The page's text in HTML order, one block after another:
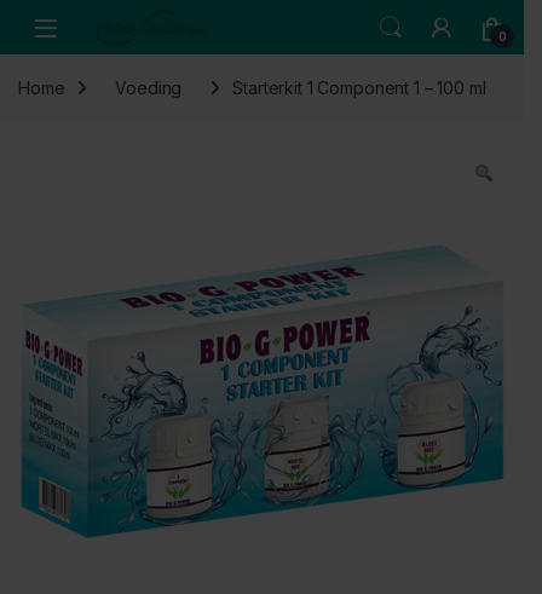
Open 0
Home Voeding Starterkit 1 Component 1 – 100 ml